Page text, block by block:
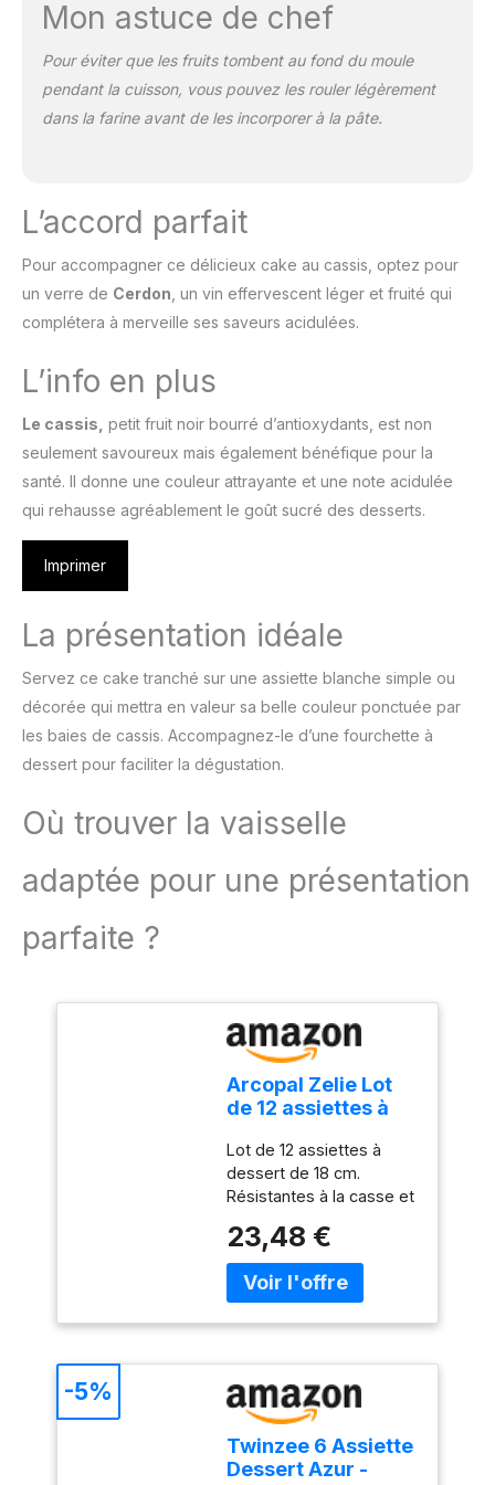
Mon astuce de chef
Pour éviter que les fruits tombent au fond du moule
pendant la cuisson, vous pouvez les rouler légèrement
dans la farine avant de les incorporer à la pâte.
L’accord parfait
Pour accompagner ce délicieux cake au cassis, optez pour
un verre de Cerdon , un vin effervescent léger et fruité qui
complétera à merveille ses saveurs acidulées.
L’info en plus
Le cassis, petit fruit noir bourré d’antioxydants, est non
seulement savoureux mais également bénéfique pour la
santé. Il donne une couleur attrayante et une note acidulée
qui rehausse agréablement le goût sucré des desserts.
Imprimer
La présentation idéale
Servez ce cake tranché sur une assiette blanche simple ou
décorée qui mettra en valeur sa belle couleur ponctuée par
les baies de cassis. Accompagnez-le d’une fourchette à
dessert pour faciliter la dégustation.
Où trouver la vaisselle
adaptée pour une présentation
parfaite ?
Arcopal Zelie Lot
de 12 assiettes à
opale extra
résistant Blanc 18
cm
Lot de 12 assiettes à
dessert de 18 cm.
Résistantes à la casse et
au lave-vaisselle,
résistantes aux
changements de
Arcopal est une matière
non poreuse qui
empêche les bactéries
de se déposer. Elle est
très facile à nettoyer et
totalement hygiénique.
23,48 €
Twinzee 6 Assiette
Dessert Azur -
-5%